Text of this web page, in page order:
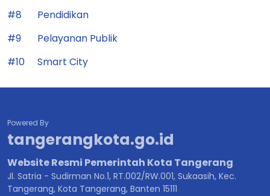
#8
Pendidikan
#9
Pelayanan Publik
#10
Smart City
Powered By
tangerangkota.go.id
Website Resmi Pemerintah Kota Tangerang
Jl. Satria - Sudirman No.1, RT.002/RW.001, Sukaasih, Kec.
Tangerang, Kota Tangerang, Banten 15111